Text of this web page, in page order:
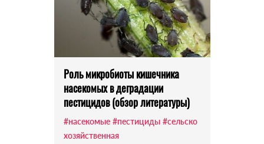
Роль микробиоты кишечника
насекомых в деградации
пестицидов (обзор литературы)
#насекомые #пестициды #сельско
хозяйственная